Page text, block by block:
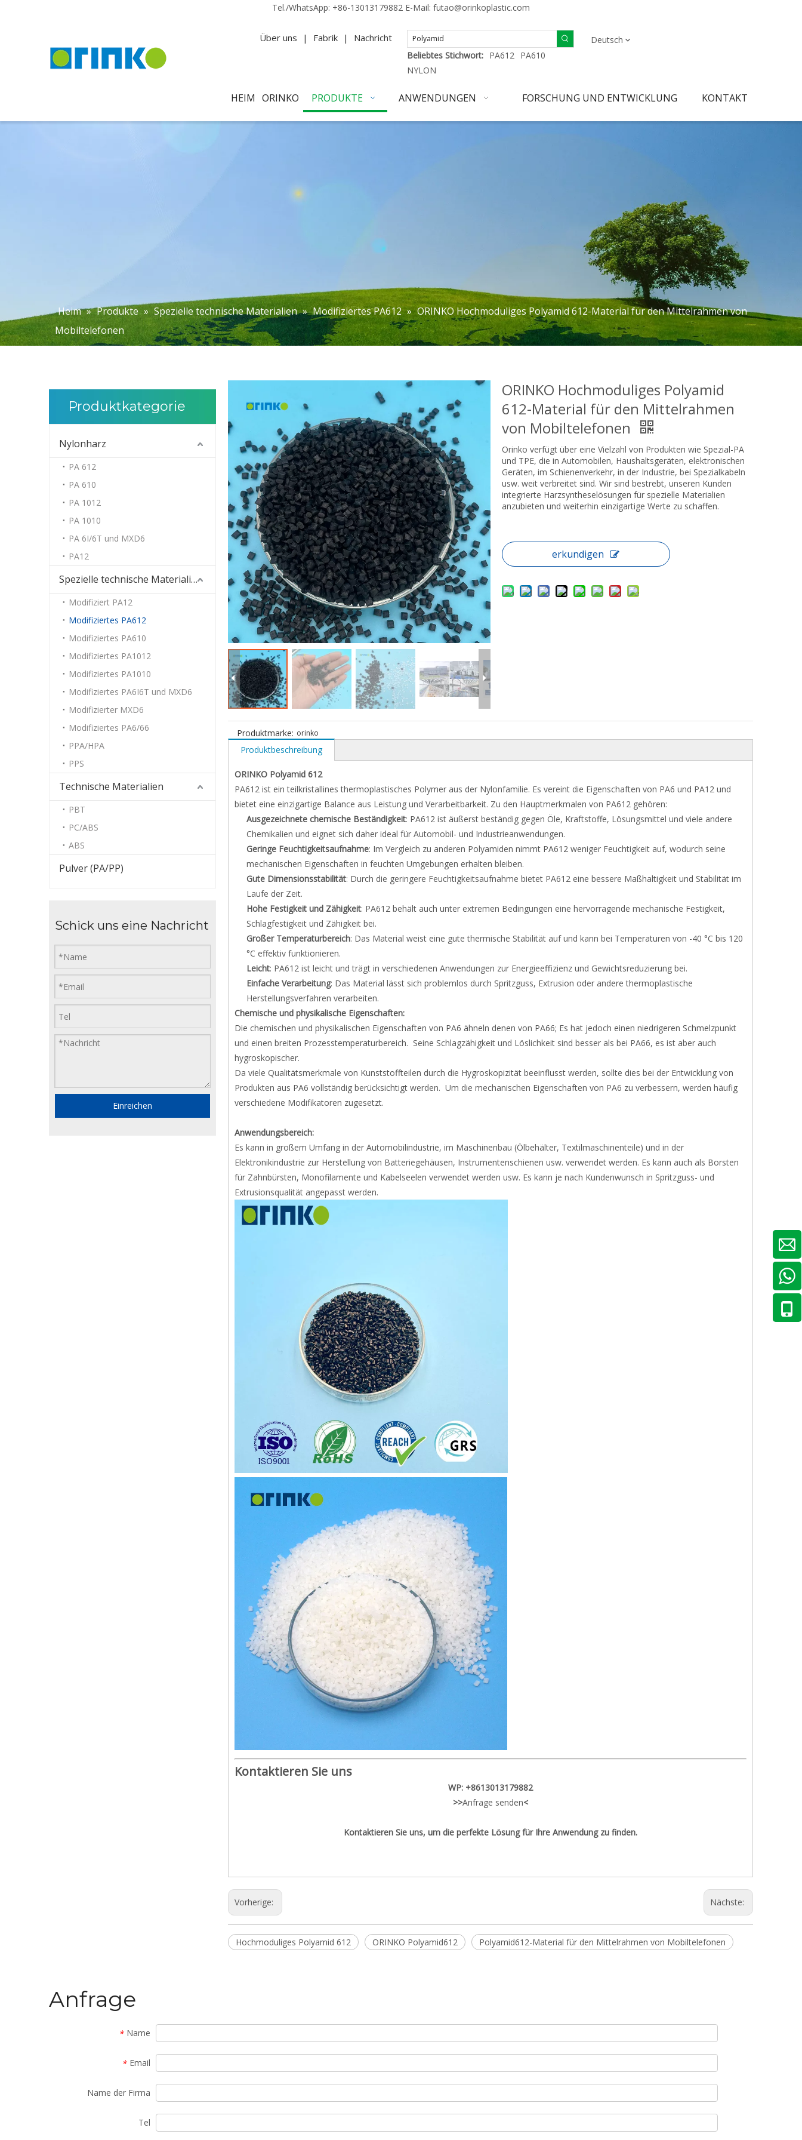
Tel./WhatsApp: +86-13013179882 E-Mail: futao@orinkoplastic.com
Über uns | Fabrik | Nachricht
Beliebtes Stichwort: PA612 PA610
NYLON
Deutsch
HEIM ORINKO PRODUKTE ANWENDUNGEN FORSCHUNG UND ENTWICKLUNG KONTAKT
Heim » Produkte » Spezielle technische Materialien » Modifiziertes PA612 » ORINKO Hochmoduliges Polyamid 612-Material für den Mittelrahmen von
Mobiltelefonen
Produktkategorie
Nylonharz
PA 612
PA 610
PA 1012
PA 1010
PA 6I/6T und MXD6
PA12
Spezielle technische Materialien
Modifiziert PA12
Modifiziertes PA612
Modifiziertes PA610
Modifiziertes PA1012
Modifiziertes PA1010
Modifiziertes PA6I6T und MXD6
Modifizierter MXD6
Modifiziertes PA6/66
PPA/HPA
PPS
Technische Materialien
PBT
PC/ABS
ABS
Pulver (PA/PP)
Schick uns eine Nachricht
Einreichen
ORINKO Hochmoduliges Polyamid
612-Material für den Mittelrahmen
von Mobiltelefonen
Orinko verfügt über eine Vielzahl von Produkten wie Spezial-PA
und TPE, die in Automobilen, Haushaltsgeräten, elektronischen
Geräten, im Schienenverkehr, in der Industrie, bei Spezialkabeln
usw. weit verbreitet sind. Wir sind bestrebt, unseren Kunden
integrierte Harzsyntheselösungen für spezielle Materialien
anzubieten und weiterhin einzigartige Werte zu schaffen.
erkundigen
Produktmarke: orinko
Produktbeschreibung
ORINKO Polyamid 612
PA612 ist ein teilkristallines thermoplastisches Polymer aus der Nylonfamilie. Es vereint die Eigenschaften von PA6 und PA12 und
bietet eine einzigartige Balance aus Leistung und Verarbeitbarkeit. Zu den Hauptmerkmalen von PA612 gehören:
Ausgezeichnete chemische Beständigkeit: PA612 ist äußerst beständig gegen Öle, Kraftstoffe, Lösungsmittel und viele andere
Chemikalien und eignet sich daher ideal für Automobil- und Industrieanwendungen.
Geringe Feuchtigkeitsaufnahme: Im Vergleich zu anderen Polyamiden nimmt PA612 weniger Feuchtigkeit auf, wodurch seine
mechanischen Eigenschaften in feuchten Umgebungen erhalten bleiben.
Gute Dimensionsstabilität: Durch die geringere Feuchtigkeitsaufnahme bietet PA612 eine bessere Maßhaltigkeit und Stabilität im
Laufe der Zeit.
Hohe Festigkeit und Zähigkeit: PA612 behält auch unter extremen Bedingungen eine hervorragende mechanische Festigkeit,
Schlagfestigkeit und Zähigkeit bei.
Großer Temperaturbereich: Das Material weist eine gute thermische Stabilität auf und kann bei Temperaturen von -40 °C bis 120
°C effektiv funktionieren.
Leicht: PA612 ist leicht und trägt in verschiedenen Anwendungen zur Energieeffizienz und Gewichtsreduzierung bei.
Einfache Verarbeitung: Das Material lässt sich problemlos durch Spritzguss, Extrusion oder andere thermoplastische
Herstellungsverfahren verarbeiten.
Chemische und physikalische Eigenschaften:
Die chemischen und physikalischen Eigenschaften von PA6 ähneln denen von PA66; Es hat jedoch einen niedrigeren Schmelzpunkt
und einen breiten Prozesstemperaturbereich. Seine Schlagzähigkeit und Löslichkeit sind besser als bei PA66, es ist aber auch
hygroskopischer.
Da viele Qualitätsmerkmale von Kunststoffteilen durch die Hygroskopizität beeinflusst werden, sollte dies bei der Entwicklung von
Produkten aus PA6 vollständig berücksichtigt werden. Um die mechanischen Eigenschaften von PA6 zu verbessern, werden häufig
verschiedene Modifikatoren zugesetzt.
Anwendungsbereich:
Es kann in großem Umfang in der Automobilindustrie, im Maschinenbau (Ölbehälter, Textilmaschinenteile) und in der
Elektronikindustrie zur Herstellung von Batteriegehäusen, Instrumentenschienen usw. verwendet werden. Es kann auch als Borsten
für Zahnbürsten, Monofilamente und Kabelseelen verwendet werden usw. Es kann je nach Kundenwunsch in Spritzguss- und
Extrusionsqualität angepasst werden.
Kontaktieren Sie uns
WP: +8613013179882
>>Anfrage senden<
Kontaktieren Sie uns, um die perfekte Lösung für Ihre Anwendung zu finden.
Vorherige: Nächste:
Hochmoduliges Polyamid 612 ORINKO Polyamid612 Polyamid612-Material für den Mittelrahmen von Mobiltelefonen
Anfrage
* Name
* Email
Name der Firma
Tel